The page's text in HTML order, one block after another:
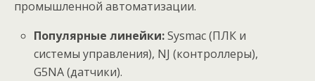
промышленной автоматизации.
Популярные линейки:Sysmac (ПЛК и
системы управления), NJ (контроллеры),
G5NA (датчики).